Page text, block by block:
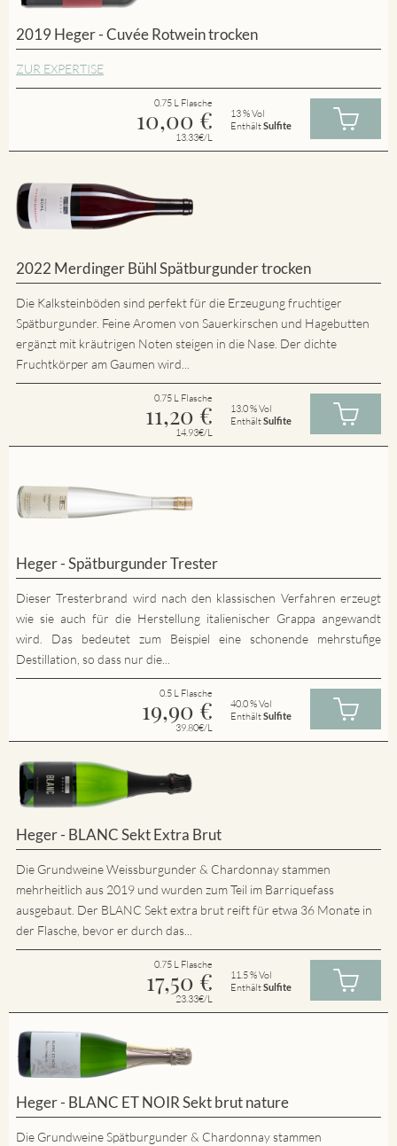
2019 Heger - Cuvée Rotwein trocken
ZUR EXPERTISE
0.75 L Flasche
10,00 €
13.33€/L
13 % Vol
EnthältSulfite
2022 Merdinger Bühl Spätburgunder trocken
Die Kalksteinböden sind perfekt für die Erzeugung fruchtiger
Spätburgunder. Feine Aromen von Sauerkirschen und Hagebutten
ergänzt mit kräutrigen Noten steigen in die Nase. Der dichte
Fruchtkörper am Gaumen wird...
0.75 L Flasche
11,20 €
14.93€/L
13.0 % Vol
EnthältSulfite
Heger - Spätburgunder Trester
Dieser Tresterbrand wird nach den klassischen Verfahren erzeugt
wie sie auch für die Herstellung italienischer Grappa angewandt
wird. Das bedeutet zum Beispiel eine schonende mehrstufige
Destillation, so dass nur die...
0.5 L Flasche
19,90 €
39.80€/L
40.0 % Vol
EnthältSulfite
Heger - BLANC Sekt Extra Brut
Die Grundweine Weissburgunder & Chardonnay stammen
mehrheitlich aus 2019 und wurden zum Teil im Barriquefass
ausgebaut. Der BLANC Sekt extra brut reift für etwa 36 Monate in
der Flasche, bevor er durch das...
0.75 L Flasche
17,50 €
23.33€/L
11.5 % Vol
EnthältSulfite
Heger - BLANC ET NOIR Sekt brut nature
Die Grundweine Spätburgunder & Chardonnay stammen